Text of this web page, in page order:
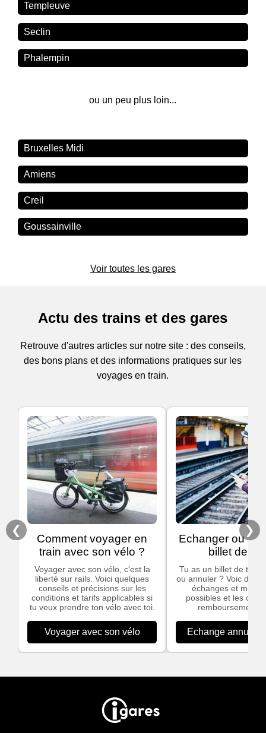
Templeuve
Seclin
Phalempin
ou un peu plus loin...
Bruxelles Midi
Amiens
Creil
Goussainville
Voir toutes les gares
Actu des trains et des gares
Retrouve d'autres articles sur notre site : des conseils,
des bons plans et des informations pratiques sur les
voyages en train.
❮
Comment voyager en
train avec son vélo ?
Voyager avec son vélo, c'est la
liberté sur rails. Voici quelques
conseils et précisions sur les
conditions et tarifs applicables si
tu veux prendre ton vélo avec toi.
Voyager avec son vélo
Echanger ou
billet de
Tu as un billet de train
ou annuler ? Voic des
échanges et
possibles et les
remboursement
Echange
❯